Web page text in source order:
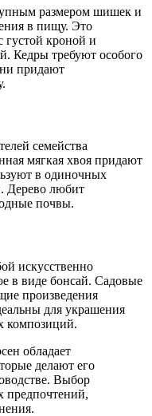
размером шишек и
в пищу. Это
густой кроной и
Кедры требуют особого
придают
семейства
мягкая хвоя придают
в одиночных
Дерево любит
почвы.
искусственно
в виде бонсай. Садовые
произведения
для украшения
композиций.
обладает
делают его
Выбор
предпочтений,